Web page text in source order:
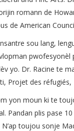
romann de
de American
sou lang,
yo. Dr. Racine te
Projet des
yon moun ki te
Pandan plis pase
toujou sonje